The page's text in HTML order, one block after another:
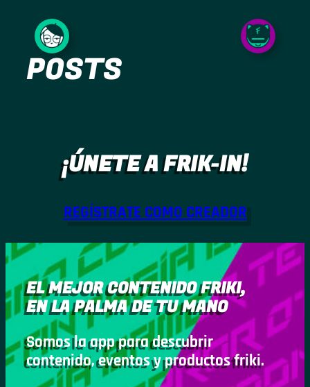
contenido
POSTS
¡ÚNETE A FRIK-IN!
REGÍSTRATE COMO CREADOR
EL MEJOR CONTENIDO FRIKI,
EN LA PALMA DE TU MANO
Somos la app para descubrir
contenido, eventos y productos friki.